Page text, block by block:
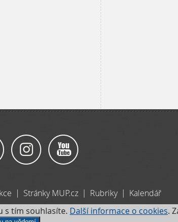
| Stránky MUP.cz | Rubriky | Kalendář
Zásady ochrany osobních údajů naleznetezde.
s tím souhlasíte. Další informace o cookies.